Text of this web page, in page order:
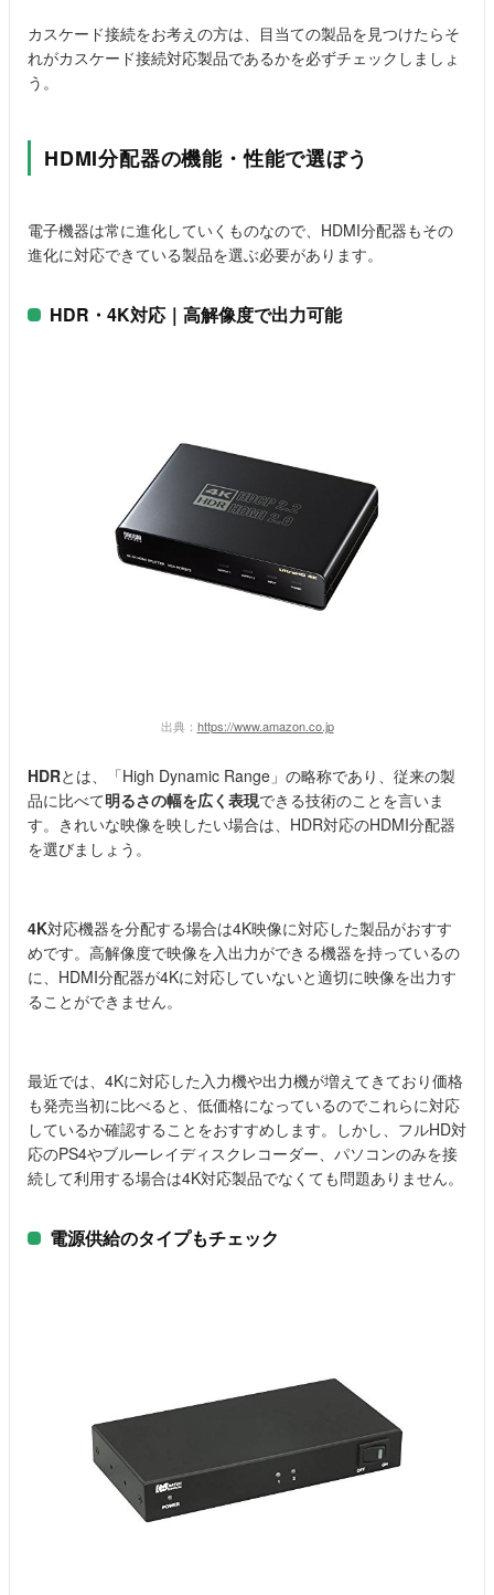
カスケード接続をお考えの方は、目当ての製品を見つけたらそ
れがカスケード接続対応製品であるかを必ずチェックしましょ
う。
HDMI分配器の機能・性能で選ぼう
電子機器は常に進化していくものなので、HDMI分配器もその
進化に対応できている製品を選ぶ必要があります。
HDR・4K対応｜高解像度で出力可能
出典： https://www.amazon.co.jp
HDRとは、「High Dynamic Range」の略称であり、従来の製
品に比べて明るさの幅を広く表現できる技術のことを言いま
す。きれいな映像を映したい場合は、HDR対応のHDMI分配器
を選びましょう。
4K対応機器を分配する場合は4K映像に対応した製品がおすす
めです。高解像度で映像を入出力ができる機器を持っているの
に、HDMI分配器が4Kに対応していないと適切に映像を出力す
ることができません。
最近では、4Kに対応した入力機や出力機が増えてきており価格
も発売当初に比べると、低価格になっているのでこれらに対応
しているか確認することをおすすめします。しかし、フルHD対
応のPS4やブルーレイディスクレコーダー、パソコンのみを接
続して利用する場合は4K対応製品でなくても問題ありません。
電源供給のタイプもチェック